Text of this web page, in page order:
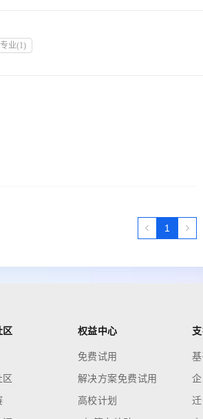
业(1)
1
区
区
权益中心
免费试用
解决方案免费试用
高校计划